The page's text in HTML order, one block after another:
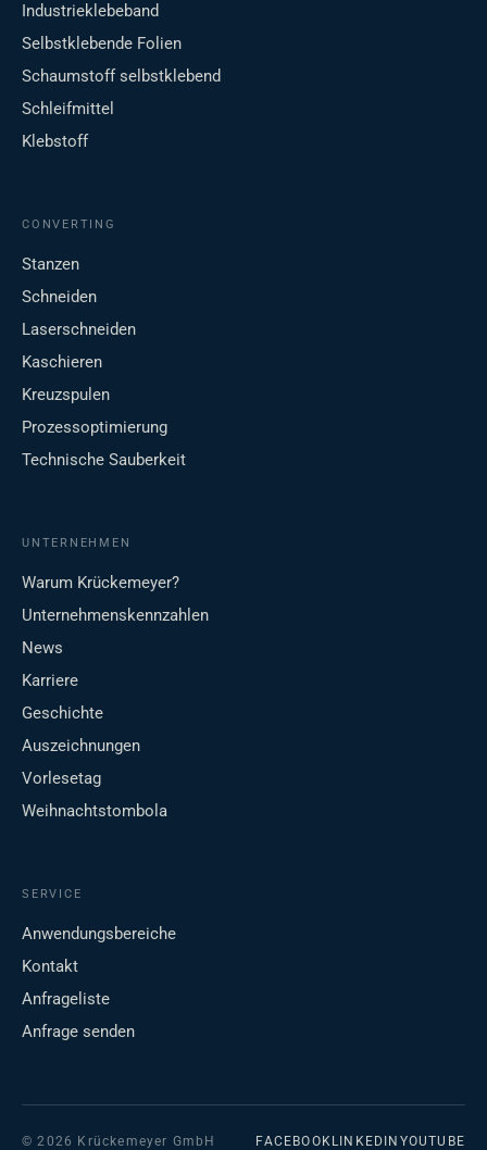
Industrieklebeband
Selbstklebende Folien
Schaumstoff selbstklebend
Schleifmittel
Klebstoff
CONVERTING
Stanzen
Schneiden
Laserschneiden
Kaschieren
Kreuzspulen
Prozessoptimierung
Technische Sauberkeit
UNTERNEHMEN
Warum Krückemeyer?
Unternehmenskennzahlen
News
Karriere
Geschichte
Auszeichnungen
Vorlesetag
Weihnachtstombola
SERVICE
Anwendungsbereiche
Kontakt
Anfrageliste
Anfrage senden
© 2026 Krückemeyer GmbH FACEBOOK LINKEDIN YOUTUBE